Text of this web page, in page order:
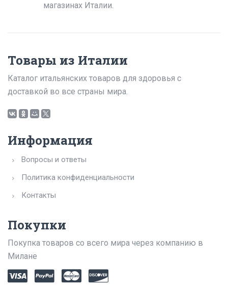
магазинах Италии.
Товары из Италии
Каталог итальянских товаров для здоровья с
доставкой во все страны мира.
Информация
Вопросы и ответы
Политика конфиденциальности
Контакты
Покупки
Покупка товаров со всего мира через компанию в
Милане